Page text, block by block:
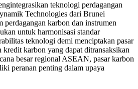
teknologi perdagangan
Technologies dari Brunei
perdagangan karbon dan instrumen
untuk harmonisasi standar
teknologi demi menciptakan pasar
karbon yang dapat ditransaksikan
besar regional ASEAN, pasar karbon
peranan penting dalam upaya